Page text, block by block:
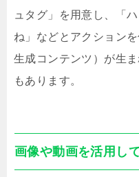
ュタグ」を用意し、「
ね」などとアクション
生成コンテンツ）が生
もあります。
画像や動画を活用し